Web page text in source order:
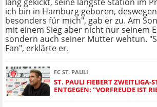
ich bin in Hamburg geboren,
besonders für mich", gab er zu. Am
mit einem Sieg aber nicht nur seinem
sondern auch seiner Mutter wehtun.
Fan", erklärte er.
FC ST. PAULI
ST. PAULI FIEBERT ZWEITLIGA-
ENTGEGEN: "VORFREUDE IST